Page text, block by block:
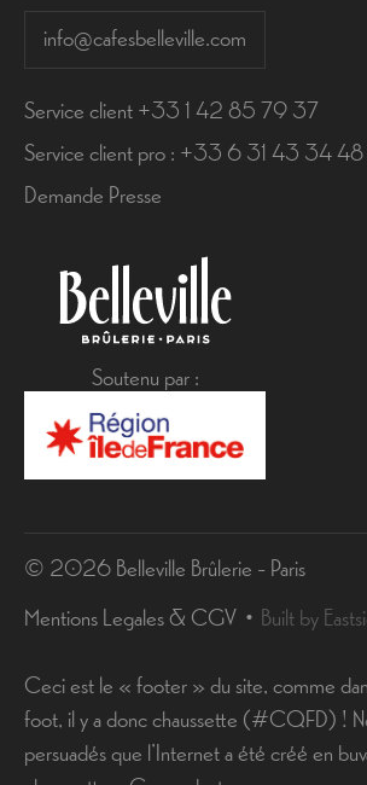
info@cafesbelleville.com
Service client +33 1 42 85 79 37
Service client pro : +33 6 31 43 34 48
Demande Presse
Soutenu par :
© 2026 Belleville Brûlerie - Paris
Mentions Legales & CGV
Built by
Ceci est le « footer » du site, comme
foot, il y a donc chaussette (#CQFD) !
persuadés que l’Internet a été créé en